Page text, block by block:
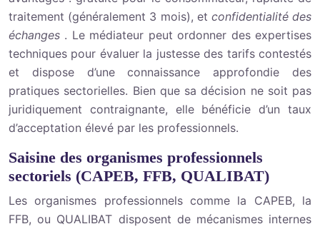
traitement (généralement 3 mois), et confidentialité des
échanges . Le médiateur peut ordonner des expertises
techniques pour évaluer la justesse des tarifs contestés
et dispose d’une connaissance approfondie des
pratiques sectorielles. Bien que sa décision ne soit pas
juridiquement contraignante, elle bénéficie d’un taux
d’acceptation élevé par les professionnels.
Saisine des organismes professionnels
sectoriels (CAPEB, FFB, QUALIBAT)
Les organismes professionnels comme la CAPEB, la
FFB, ou QUALIBAT disposent de mécanismes internes